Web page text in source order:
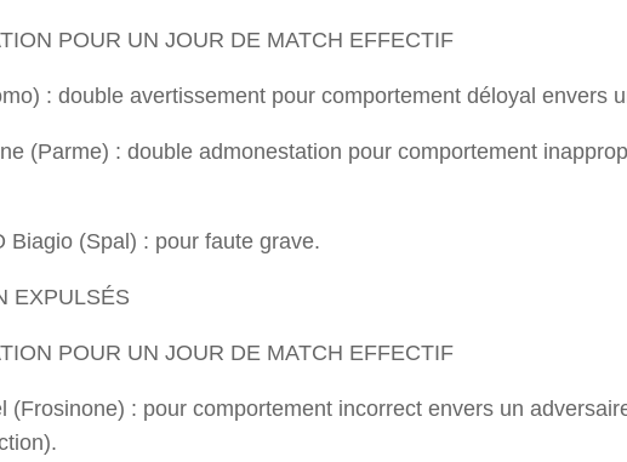
POUR UN JOUR DE MATCH EFFECTIF
: double avertissement pour comportement déloyal envers
(Parme) : double admonestation pour comportement
Biagio (Spal) : pour faute grave.
EXPULSÉS
POUR UN JOUR DE MATCH EFFECTIF
(Frosinone) : pour comportement incorrect envers un